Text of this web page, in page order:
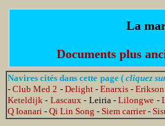
La
Documents plus
Navires cités dans cette page (cliquez
-Club Med 2 - Delight-Enarxis -
Keteldijk - Lascaux- Leiria -Lilongwe -
Q Ioanari - Qi Lin Song - Siem carrier-